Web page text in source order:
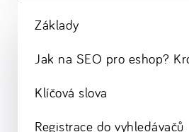
Základy
Jak na SEO pro eshop?
Klíčová slova
Registrace do vyhledávačů